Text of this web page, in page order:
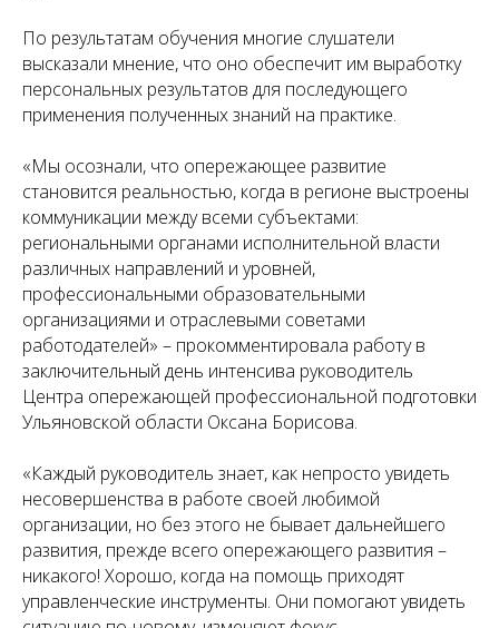
По результатам обучения многие слушатели
высказали мнение, что оно обеспечит им выработку
персональных результатов для последующего
применения полученных знаний на практике.
«Мы осознали, что опережающее развитие
становится реальностью, когда в регионе выстроены
коммуникации между всеми субъектами:
региональными органами исполнительной власти
различных направлений и уровней,
профессиональными образовательными
организациями и отраслевыми советами
работодателей» – прокомментировала работу в
заключительный день интенсива руководитель
Центра опережающей профессиональной подготовки
Ульяновской области Оксана Борисова.
«Каждый руководитель знает, как непросто увидеть
несовершенства в работе своей любимой
организации, но без этого не бывает дальнейшего
развития, прежде всего опережающего развития –
никакого! Хорошо, когда на помощь приходят
управленческие инструменты. Они помогают увидеть